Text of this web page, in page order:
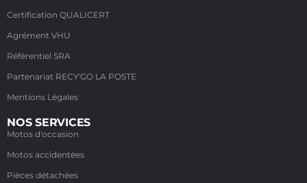
Certification QUALICERT
Agrément VHU
Référentiel SRA
Partenariat RECY'GO LA POSTE
Mentions Légales
NOS SERVICES
Motos d'occasion
Motos accidentées
Pièces détachées